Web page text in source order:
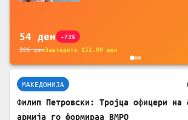
54 ден -73%
206денЗаштедете 152.00 ден
МАКЕДОНИЈА
Филип Петровски: Тројца офицери на
армија го формираа ВМРО